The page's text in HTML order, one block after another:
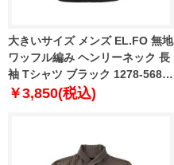
大きいサイズ メンズ EL.FO 無地
ワッフル編み ヘンリーネック 長
袖 Tシャツ ブラック 1278-5680-
2 3L 4L 5L 6L
￥3,850(税込)